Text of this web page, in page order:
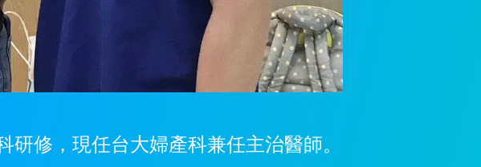
修，現任台大婦產科兼任主治醫師。